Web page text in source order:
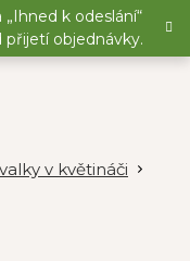
k odeslání“
přijetí objednávky.
v květináči